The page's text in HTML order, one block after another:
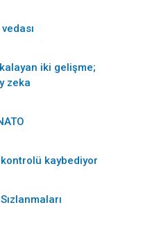
iki gelişme;
zeka
kaybediyor